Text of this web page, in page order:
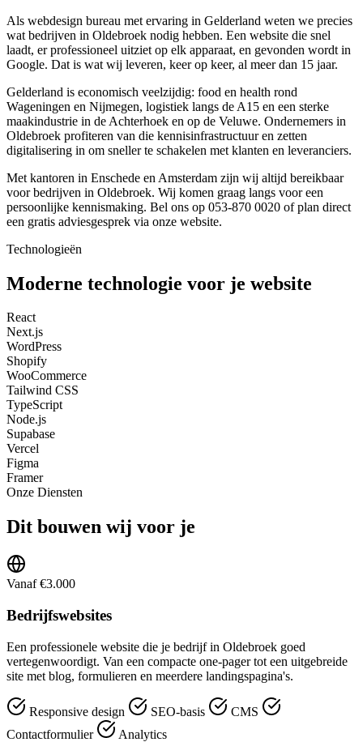
Als webdesign bureau met ervaring in Gelderland weten we precies
wat bedrijven in Oldebroek nodig hebben. Een website die snel
laadt, er professioneel uitziet op elk apparaat, en gevonden wordt in
Google. Dat is wat wij leveren, keer op keer, al meer dan 15 jaar.
Gelderland is economisch veelzijdig: food en health rond
Wageningen en Nijmegen, logistiek langs de A15 en een sterke
maakindustrie in de Achterhoek en op de Veluwe. Ondernemers in
Oldebroek profiteren van die kennisinfrastructuur en zetten
digitalisering in om sneller te schakelen met klanten en leveranciers.
Met kantoren in Enschede en Amsterdam zijn wij altijd bereikbaar
voor bedrijven in Oldebroek. Wij komen graag langs voor een
persoonlijke kennismaking. Bel ons op 053-870 0020 of plan direct
een gratis adviesgesprek via onze website.
Technologieën
Moderne technologie voor je website
React
Next.js
WordPress
Shopify
WooCommerce
Tailwind CSS
TypeScript
Node.js
Supabase
Vercel
Figma
Framer
Onze Diensten
Dit bouwen wij voor je
Vanaf €3.000
Bedrijfswebsites
Een professionele website die je bedrijf in Oldebroek goed
vertegenwoordigt. Van een compacte one-pager tot een uitgebreide
site met blog, formulieren en meerdere landingspagina's.
Responsive design SEO-basis
CMS
Contactformulier
Analytics